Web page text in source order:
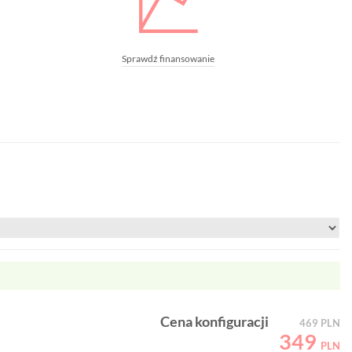
Sprawdź finansowanie
Cena konfiguracji 469 PLN
349 PLN